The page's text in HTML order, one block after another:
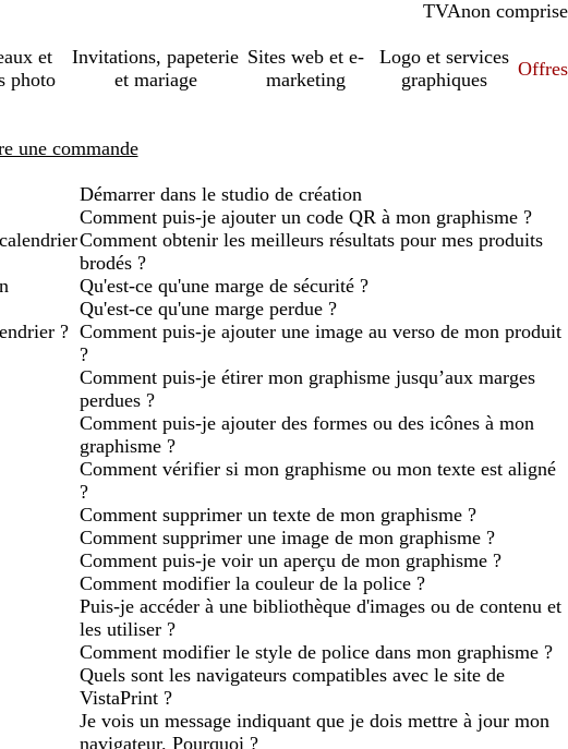
TVAcomprise
non comprise
et
photo
Invitations, papeterie
et mariage
Sites web et e-
marketing
Logo et services
graphiques
Offres
une commande
?
Démarrer dans le studio de création
Comment puis-je ajouter un code QR à mon graphisme ?
Comment obtenir les meilleurs résultats pour mes produits
brodés ?
Qu'est-ce qu'une marge de sécurité ?
Qu'est-ce qu'une marge perdue ?
Comment puis-je ajouter une image au verso de mon produit
?
Comment puis-je étirer mon graphisme jusqu’aux marges
perdues ?
Comment puis-je ajouter des formes ou des icônes à mon
graphisme ?
Comment vérifier si mon graphisme ou mon texte est aligné
?
Comment supprimer un texte de mon graphisme ?
Comment supprimer une image de mon graphisme ?
Comment puis-je voir un aperçu de mon graphisme ?
Comment modifier la couleur de la police ?
Puis-je accéder à une bibliothèque d'images ou de contenu et
les utiliser ?
Comment modifier le style de police dans mon graphisme ?
Quels sont les navigateurs compatibles avec le site de
VistaPrint ?
Je vois un message indiquant que je dois mettre à jour mon
navigateur. Pourquoi ?